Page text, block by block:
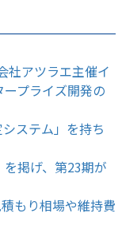
社アツラエ主催イ
プライズ開発の
ステム」を持ち
を掲げ、第23期が
もり相場や維持費